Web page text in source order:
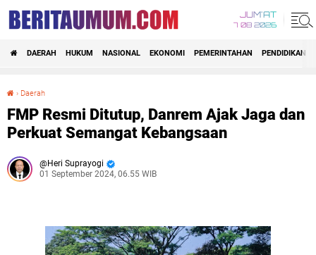
JUM'AT
7 08 2026
DAERAH HUKUM NASIONAL EKONOMI PEMERINTAHAN PENDIDIKAN
› Daerah
FMP Resmi Ditutup, Danrem Ajak Jaga dan
Perkuat Semangat Kebangsaan
Heri Suprayogi
01 September 2024, 06.55 WIB